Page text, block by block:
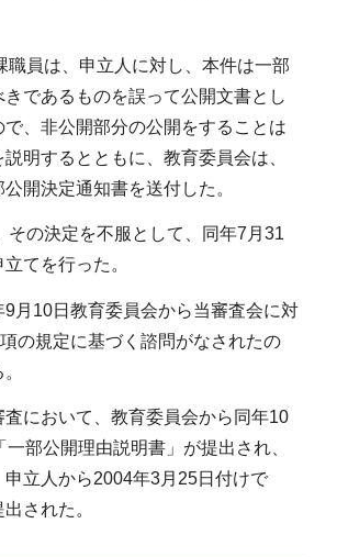
員は、申立人に対し、本件は一部
であるものを誤って公開文書とし
で、非公開部分の公開をすることは
明するとともに、教育委員会は、
開決定通知書を送付した。
の決定を不服として、同年7月31
てを行った。
月10日教育委員会から当審査会に対
の規定に基づく諮問がなされたの
において、教育委員会から同年10
一部公開理由説明書」が提出され、
申立人から2004年3月25日付けで
された。